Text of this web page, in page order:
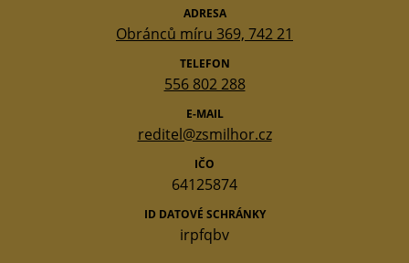
ADRESA
Obránců míru 369, 742 21
TELEFON
556 802 288
E-MAIL
reditel@zsmilhor.cz
IČO
64125874
ID DATOVÉ SCHRÁNKY
irpfqbv